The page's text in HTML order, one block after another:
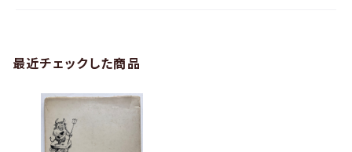
最近チェックした商品